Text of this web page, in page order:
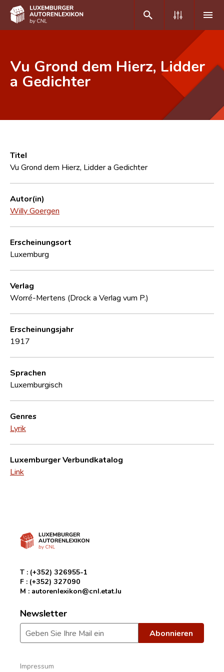
DE
Häufige Fragen und Antworten
CNL
Forschungsgruppe
Kontakt
Vu Grond dem Hierz, Lidder
a Gedichter
Titel
Vu Grond dem Hierz, Lidder a Gedichter
Autor(in)
Willy Goergen
Erscheinungsort
Luxemburg
Verlag
Worré-Mertens (Drock a Verlag vum P.)
Erscheinungsjahr
1917
Sprachen
Luxemburgisch
Genres
Lyrik
Luxemburger Verbundkatalog
Link
T : (+352) 326955-1
F : (+352) 327090
M : autorenlexikon@cnl.etat.lu
Newsletter
Impressum